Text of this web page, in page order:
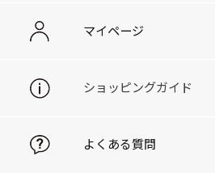
マイページ
ショッピングガイド
よくある質問